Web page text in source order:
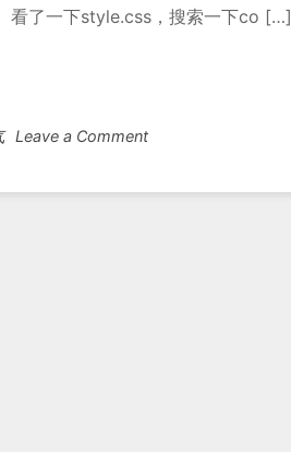
看了一下style.css，搜索一下co […]
Leave a Commenton